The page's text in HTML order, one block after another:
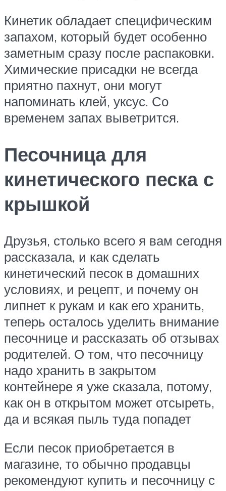
Кинетик обладает специфическим
запахом, который будет особенно
заметным сразу после распаковки.
Химические присадки не всегда
приятно пахнут, они могут
напоминать клей, уксус. Со
временем запах выветрится.
Песочница для
кинетического песка с
крышкой
Друзья, столько всего я вам сегодня
рассказала, и как сделать
кинетический песок в домашних
условиях, и рецепт, и почему он
липнет к рукам и как его хранить,
теперь осталось уделить внимание
песочнице и рассказать об отзывах
родителей. О том, что песочницу
надо хранить в закрытом
контейнере я уже сказала, потому,
как он в открытом может отсыреть,
да и всякая пыль туда попадет
Если песок приобретается в
магазине, то обычно продавцы
рекомендуют купить и песочницу с